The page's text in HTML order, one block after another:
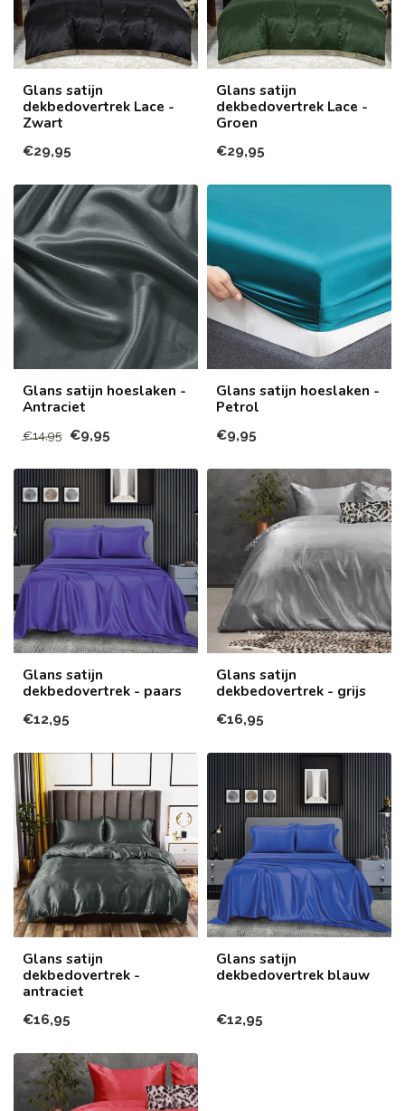
Glans satijn
dekbedovertrek Lace -
Zwart
€29,95
Glans satijn
dekbedovertrek Lace -
Groen
€29,95
Glans satijn hoeslaken -
Antraciet
€14,95 €9,95
Glans satijn hoeslaken -
Petrol
€9,95
Glans satijn
dekbedovertrek - paars
€12,95
Glans satijn
dekbedovertrek - grijs
€16,95
Glans satijn
dekbedovertrek -
antraciet
€16,95
Glans satijn
dekbedovertrek blauw
€12,95